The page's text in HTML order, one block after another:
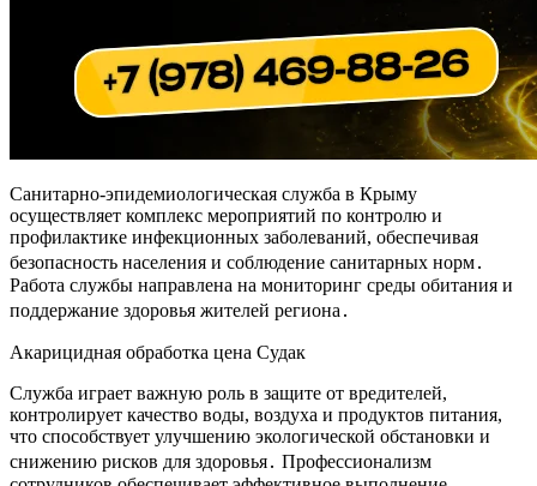
Санитарно-эпидемиологическая служба в Крыму
осуществляет комплекс мероприятий по контролю и
профилактике инфекционных заболеваний, обеспечивая
безопасность населения и соблюдение санитарных норм․
Работа службы направлена на мониторинг среды обитания и
поддержание здоровья жителей региона․
Акарицидная обработка цена Судак
Служба играет важную роль в защите от вредителей,
контролирует качество воды, воздуха и продуктов питания,
что способствует улучшению экологической обстановки и
снижению рисков для здоровья․ Профессионализм